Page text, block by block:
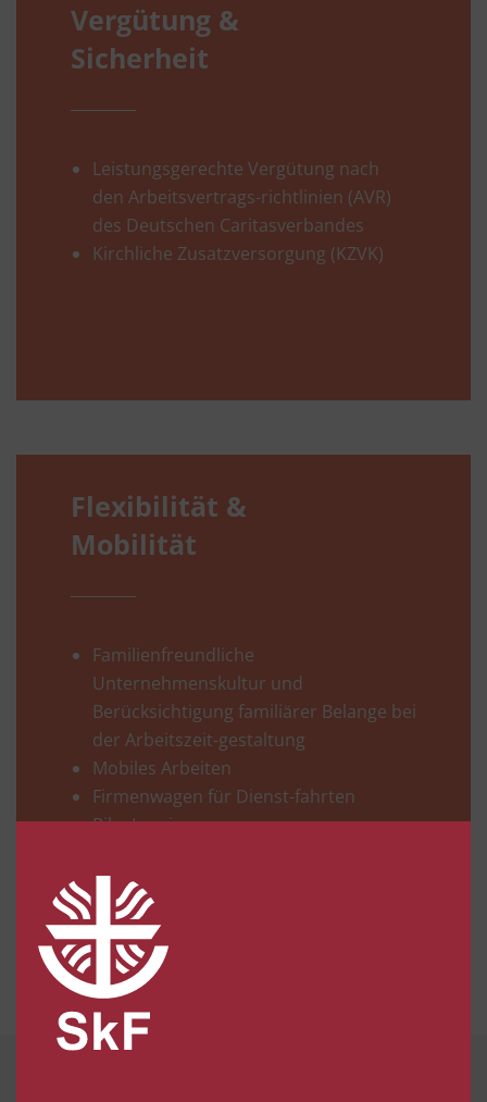
Vergütung &
Sicherheit
Leistungsgerechte Vergütung nach
den Arbeitsvertrags-richtlinien (AVR)
des Deutschen Caritasverbandes
Kirchliche Zusatzversorgung (KZVK)
Flexibilität &
Mobilität
Familienfreundliche
Unternehmenskultur und
Berücksichtigung familiärer Belange bei
der Arbeitszeit-gestaltung
Mobiles Arbeiten
Firmenwagen für Dienst-fahrten
Bike-Leasing
Aktuelle Stellenangebote